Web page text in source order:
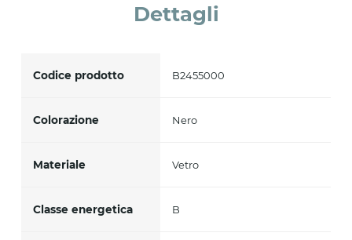
Dettagli
Codice prodotto B2455000
Colorazione Nero
Materiale Vetro
Classe energetica B